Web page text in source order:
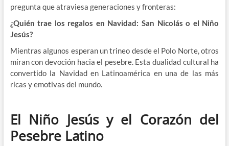
pregunta que atraviesa generaciones y fronteras:
¿Quién trae los regalos en Navidad: San Nicolás o el Niño
Jesús?
Mientras algunos esperan un trineo desde el Polo Norte, otros
miran con devoción hacia el pesebre. Esta dualidad cultural ha
convertido la Navidad en Latinoamérica en una de las más
ricas y emotivas del mundo.
El Niño Jesús y el Corazón del
Pesebre Latino